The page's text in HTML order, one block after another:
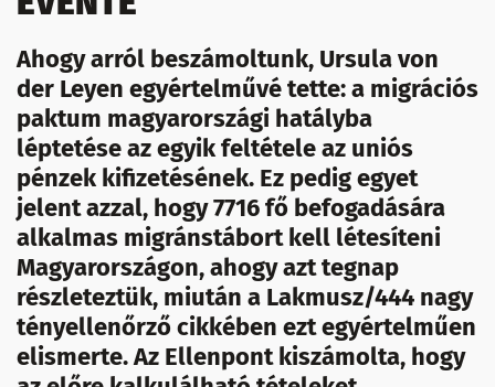
Ahogy arról beszámoltunk, Ursula von
der Leyen egyértelművé tette: a migrációs
paktum magyarországi hatályba
léptetése az egyik feltétele az uniós
pénzek kifizetésének. Ez pedig egyet
jelent azzal, hogy 7716 fő befogadására
alkalmas migránstábort kell létesíteni
Magyarországon, ahogy azt tegnap
részleteztük, miután a Lakmusz/444 nagy
tényellenőrző cikkében ezt egyértelműen
elismerte. Az Ellenpont kiszámolta, hogy